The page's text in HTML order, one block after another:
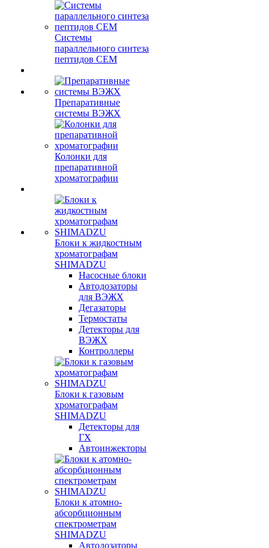
Системы
параллельного синтеза
пептидов CEM
Препаративные
системы ВЭЖХ
Колонки для
препаративной
хроматографии
Блоки к жидкостным
хроматографам
SHIMADZU
Насосные блоки
Автодозаторы
для ВЭЖХ
Дегазаторы
Термостаты
Детекторы для
ВЭЖХ
Контроллеры
Блоки к газовым
хроматографам
SHIMADZU
Детекторы для
ГХ
Автоинжекторы
Блоки к атомно-
абсорбционным
спектрометрам
SHIMADZU
Автодозаторы